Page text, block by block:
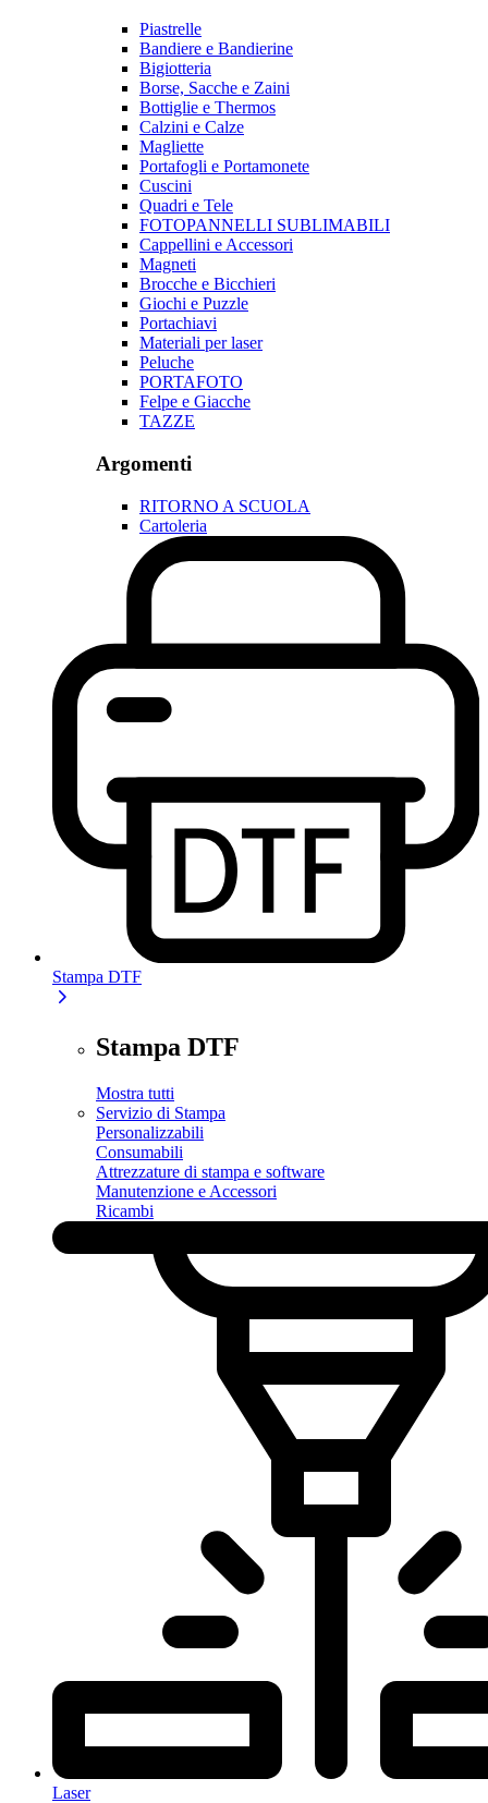
Piastrelle
Bandiere e Bandierine
Bigiotteria
Borse, Sacche e Zaini
Bottiglie e Thermos
Calzini e Calze
Magliette
Portafogli e Portamonete
Cuscini
Quadri e Tele
FOTOPANNELLI SUBLIMABILI
Cappellini e Accessori
Magneti
Brocche e Bicchieri
Giochi e Puzzle
Portachiavi
Materiali per laser
Peluche
PORTAFOTO
Felpe e Giacche
TAZZE
Argomenti
RITORNO A SCUOLA
Cartoleria
Stampa DTF
Stampa DTF
Mostra tutti
Servizio di Stampa
Personalizzabili
Consumabili
Attrezzature di stampa e software
Manutenzione e Accessori
Ricambi
Laser